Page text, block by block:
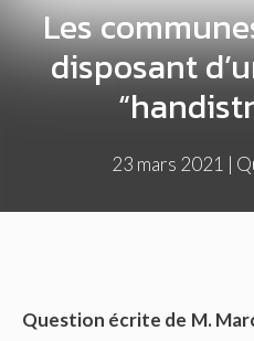
Les
disposant
23 mars 2021 |
Question écrite de M.